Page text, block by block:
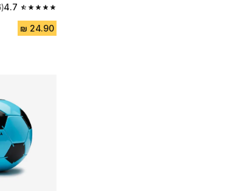
4.7
4.7 out of 5 stars from 1596 reviews
(1596)